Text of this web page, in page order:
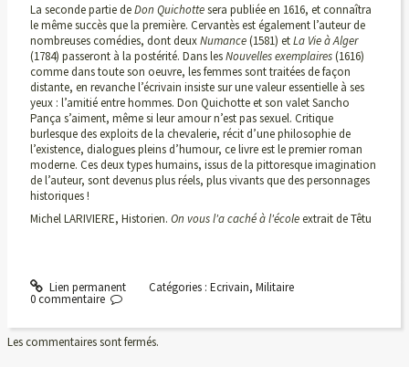
La seconde partie deDon Quichottesera publiée en 1616, et connaîtra
le même succès que la première. Cervantès est également l’auteur de
nombreuses comédies, dont deuxNumance(1581) etLa Vie à Alger
(1784) passeront à la postérité. Dans lesNouvelles exemplaires(1616)
comme dans toute son oeuvre, les femmes sont traitées de façon
distante, en revanche l’écrivain insiste sur une valeur essentielle à ses
yeux : l’amitié entre hommes. Don Quichotte et son valet Sancho
Pança s’aiment, même si leur amour n’est pas sexuel. Critique
burlesque des exploits de la chevalerie, récit d’une philosophie de
l’existence, dialogues pleins d’humour, ce livre est le premier roman
moderne. Ces deux types humains, issus de la pittoresque imagination
de l’auteur, sont devenus plus réels, plus vivants que des personnages
historiques !
Michel LARIVIERE, Historien. On vous l'a caché à l'écoleextrait de Têtu
Lien permanent Catégories : Ecrivain, Militaire
0 commentaire
Les commentaires sont fermés.